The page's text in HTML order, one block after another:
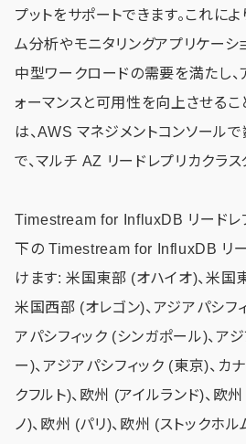
プットをサポートできます。これに
ム分析やモニタリングアプリケーシ
中型ワークロードの需要を満たし、
ォーマンスと可用性を向上させるこ
は、AWS マネジメントコンソール
で、マルチ AZ リードレプリカクラ
Timestream for InfluxDB リードレ
下の Timestream for InfluxDB リ
けます: 米国東部 (オハイオ)、米国
米国西部 (オレゴン)、アジアパシフ
アパシフィック (シンガポール)、ア
ー)、アジアパシフィック (東京)、カ
クフルト)、欧州 (アイルランド)、欧
ノ)、欧州 (パリ)、欧州 (ストックホ